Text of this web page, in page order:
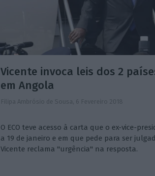
Vicente invoca leis dos 2
em Angola
Filipa Ambrósio de Sousa, 6 Fevereiro 2018
O ECO teve acesso à carta que o ex-vice-
a 19 de janeiro e em que pede para ser
Vicente reclama "urgência" na resposta.